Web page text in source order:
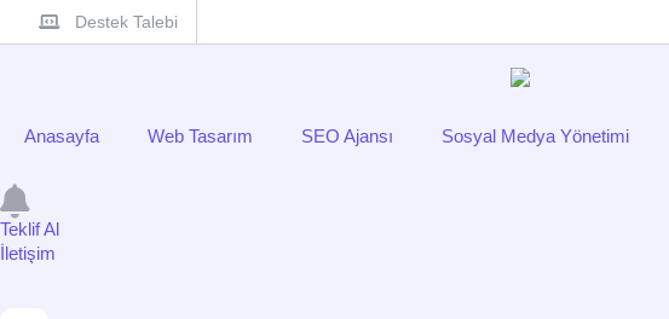
Destek Talebi
Anasayfa Web Tasarım SEO Ajansı Sosyal Medya Yönetimi
Teklif Al
İletişim